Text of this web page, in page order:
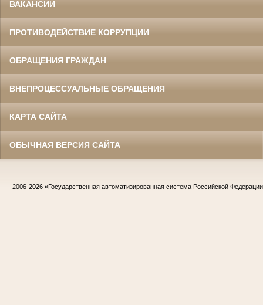
ВАКАНСИИ
ПРОТИВОДЕЙСТВИЕ КОРРУПЦИИ
ОБРАЩЕНИЯ ГРАЖДАН
ВНЕПРОЦЕССУАЛЬНЫЕ ОБРАЩЕНИЯ
КАРТА САЙТА
ОБЫЧНАЯ ВЕРСИЯ САЙТА
2006-2026 «Государственная автоматизированная система Российской